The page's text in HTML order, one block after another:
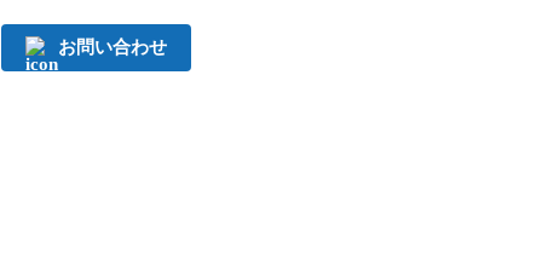
お問い合わせ